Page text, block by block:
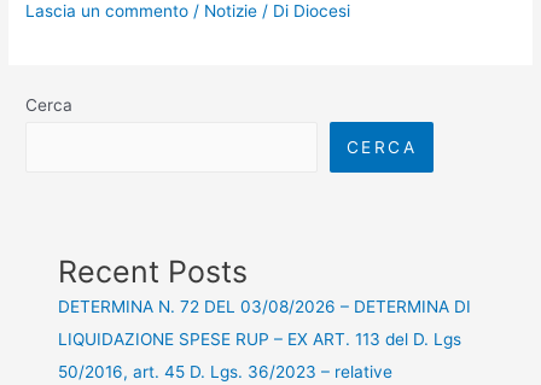
Lascia un commento / Notizie / Di Diocesi
Cerca
CERCA
Recent Posts
DETERMINA N. 72 DEL 03/08/2026 – DETERMINA DI
LIQUIDAZIONE SPESE RUP – EX ART. 113 del D. Lgs
50/2016, art. 45 D. Lgs. 36/2023 – relative